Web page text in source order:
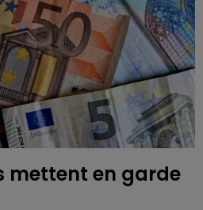
mettent en garde